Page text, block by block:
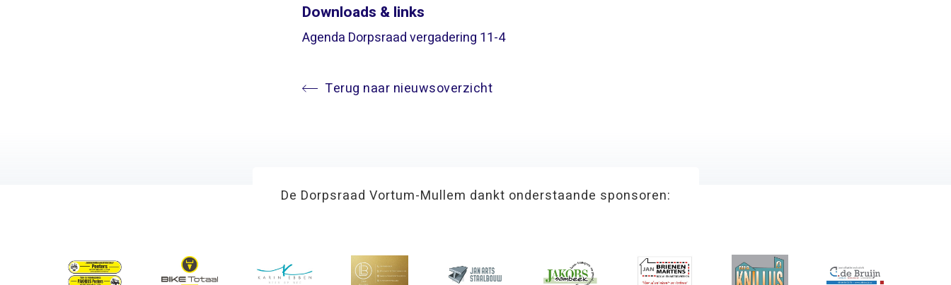
Downloads & links
Agenda Dorpsraad vergadering 11-4
Terug naar nieuwsoverzicht
De Dorpsraad Vortum-Mullem dankt onderstaande sponsoren: